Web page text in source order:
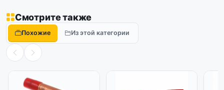
Смотрите также
Похожие Из этой категории